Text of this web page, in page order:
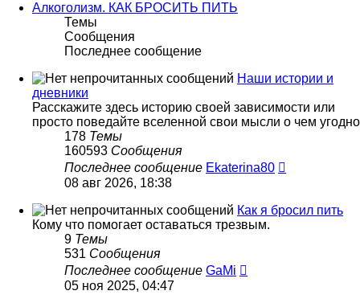
Алкоголизм. КАК БРОСИТЬ ПИТЬ
Темы
Сообщения
Последнее сообщение
Наши истории и
дневники
Расскажите здесь историю своей зависимости или
просто поведайте вселенной свои мысли о чем угодно
178 Темы
160593 Сообщения
Последнее сообщение Ekaterina80
сообщению
08 авг 2026, 18:38
Как я бросил пить
Кому что помогает оставаться трезвым.
9 Темы
531 Сообщения
Последнее сообщение GaMi
05 ноя 2025, 04:47